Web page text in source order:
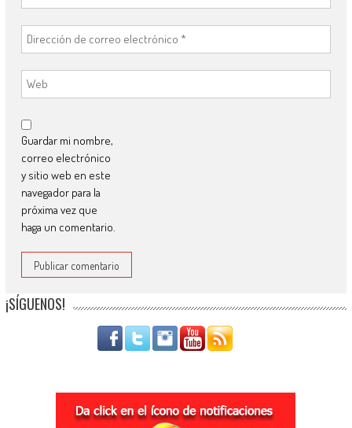
Guardar mi nombre,
correo electrónico
y sitio web en este
navegador para la
próxima vez que
haga un comentario.
¡SÍGUENOS!